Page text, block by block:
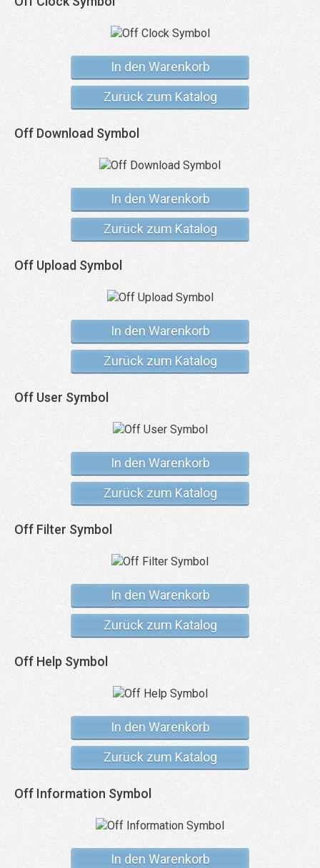
In den Warenkorb
Zurück zum Katalog
Off Download Symbol
In den Warenkorb
Zurück zum Katalog
Off Upload Symbol
In den Warenkorb
Zurück zum Katalog
Off User Symbol
In den Warenkorb
Zurück zum Katalog
Off Filter Symbol
In den Warenkorb
Zurück zum Katalog
Off Help Symbol
In den Warenkorb
Zurück zum Katalog
Off Information Symbol
In den Warenkorb